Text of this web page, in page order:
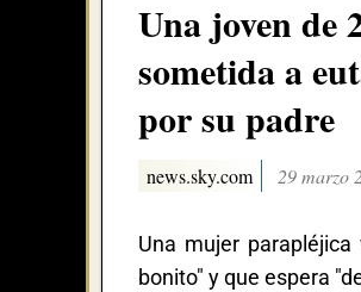
Una joven de
sometida a
por su padre
news.sky.com 29 marzo
Una mujer
bonito" y que espera